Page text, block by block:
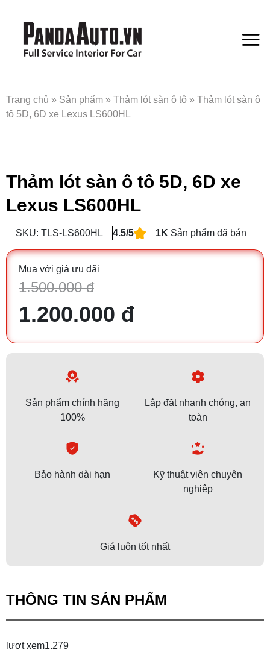
Trang chủ » Sản phẩm » Thảm lót sàn ô tô » Thảm lót sàn ô
tô 5D, 6D xe Lexus LS600HL
Thảm lót sàn ô tô 5D, 6D xe
Lexus LS600HL
SKU: TLS-LS600HL 4.5/5 1K Sản phẩm đã bán
Mua với giá ưu đãi
1.500.000 đ
1.200.000 đ
Sản phẩm chính hãng
100%
Lắp đặt nhanh chóng, an
toàn
Bảo hành dài hạn
Kỹ thuật viên chuyên
nghiệp
Giá luôn tốt nhất
THÔNG TIN SẢN PHẨM
lượt xem1.279